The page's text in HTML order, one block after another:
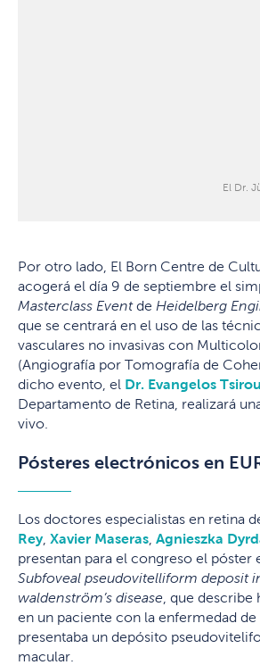
El Dr.
Por otro lado, El Born Centre de
acogerá el día 9 de septiembre el
Masterclass Eventde Heidelberg
que se centrará en el uso de las
vasculares no invasivas con
(Angiografía por Tomografía de
dicho evento, el Dr. Evangelos
Departamento de Retina, realizará
vivo.
Pósteres electrónicos en
Los doctores especialistas en retina
Rey, Xavier Maseras Agnieszka
presentan para el congreso el póster
Subfoveal pseudovitelliform deposit
waldenström’s disease , que describe
en un paciente con la enfermedad
presentaba un depósito
macular.